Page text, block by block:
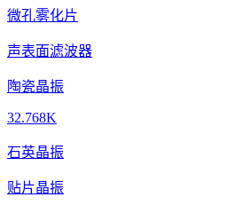
微孔雾化片
声表面滤波器
陶瓷晶振
32.768K
石英晶振
贴片晶振